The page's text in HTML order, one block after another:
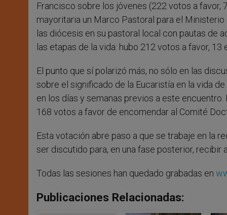
Francisco sobre los jóvenes (222 votos a
mayoritaria un Marco Pastoral para el
las diócesis en su pastoral local con pautas de
las etapas de la vida: hubo 212 votos a favor, 13
El punto que sí polarizó más, no sólo en las
sobre el significado de la Eucaristía en la vida
en los días y semanas previos a este
168 votos a favor de encomendar al Comité
Esta votación abre paso a que se trabaje en la
ser discutido para, en una fase posterior, recibir
Todas las sesiones han quedado grabadas en
Publicaciones Relacionadas: